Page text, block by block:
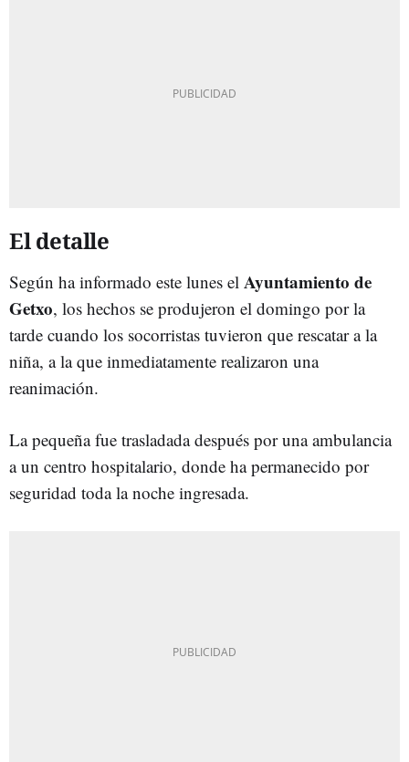
El detalle
Según ha informado este lunes el Ayuntamiento de
Getxo, los hechos se produjeron el domingo por la
tarde cuando los socorristas tuvieron que rescatar a la
niña, a la que inmediatamente realizaron una
reanimación.
La pequeña fue trasladada después por una ambulancia
a un centro hospitalario, donde ha permanecido por
seguridad toda la noche ingresada.